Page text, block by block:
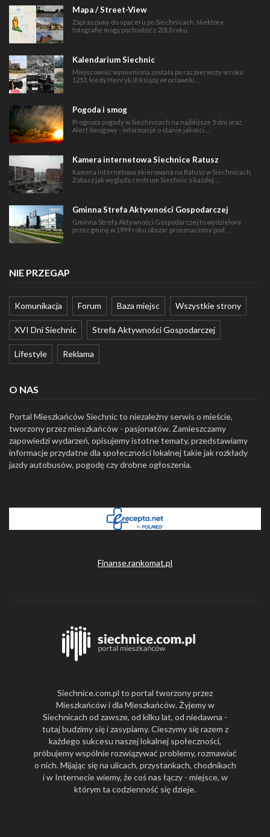
Mapa / Street-View
Zapraszamy do spaceru po Siechnicach. Niektóre
fotografie mogą pochodzić z 2013 roku.
Kalendarium Siechnic
Miejscowość wymieniona została po raz pierwszy w roku
1253, kiedy Henryk III książę wrocławski …
Pogoda i smog
Prognoza pogody w Siechnicach na najbliższe 5 dni oraz
Alert Smogowy - informacje o stanie jakości …
Kamera internetowa Siechnice Ratusz
Kamera internetowa skierowana na Ratusz w Siechnicach.
Zobacz jak wygląda centrum Siechnic o każdej …
Gminna Strefa Aktywności Gospodarczej
Gminna Strefa Aktywności Gospodarczej to wydzielony
przez gminę w 1999 roku obszar przeznaczony pod …
NIE PRZEGAP
Komunikacja Forum Baza miejsc Wszystkie strony
XVI Dni Siechnic Strefa Aktywności Gospodarczej
Lifestyle Reklama
O NAS
Portal Mieszkańców Siechnic to niezależny serwis o mieście,
tworzony przez mieszkańców - pasjonatów. Zamieszczamy
zapowiedzi wydarzeń, opisujemy istotne tematy, przedstawiamy
informacje przydatne dla społeczności lokalnej takie jak rozkłady
jazdy autobusów, pogodę czy drobne ogłoszenia.
Finanse.rankomat.pl
Siechnice.com.pl to portal tworzony przez
Mieszkańców i dla Mieszkańców. Żyjemy w
Siechnicach od zawsze, od kilku lat, od niedawna -
tutaj budzimy się i zasypiamy. Cieszymy się razem z
każdego sukcesu naszej lokalnej społeczności,
próbujemy wspólnie rozwiązywać problemy, rozmawiać
o nich. Mijając się na ulicach, przystankach, chodnikach
i w Internecie wiemy, że coś nas łączy - miejsce, w
którym ta codzienność się dzieje.